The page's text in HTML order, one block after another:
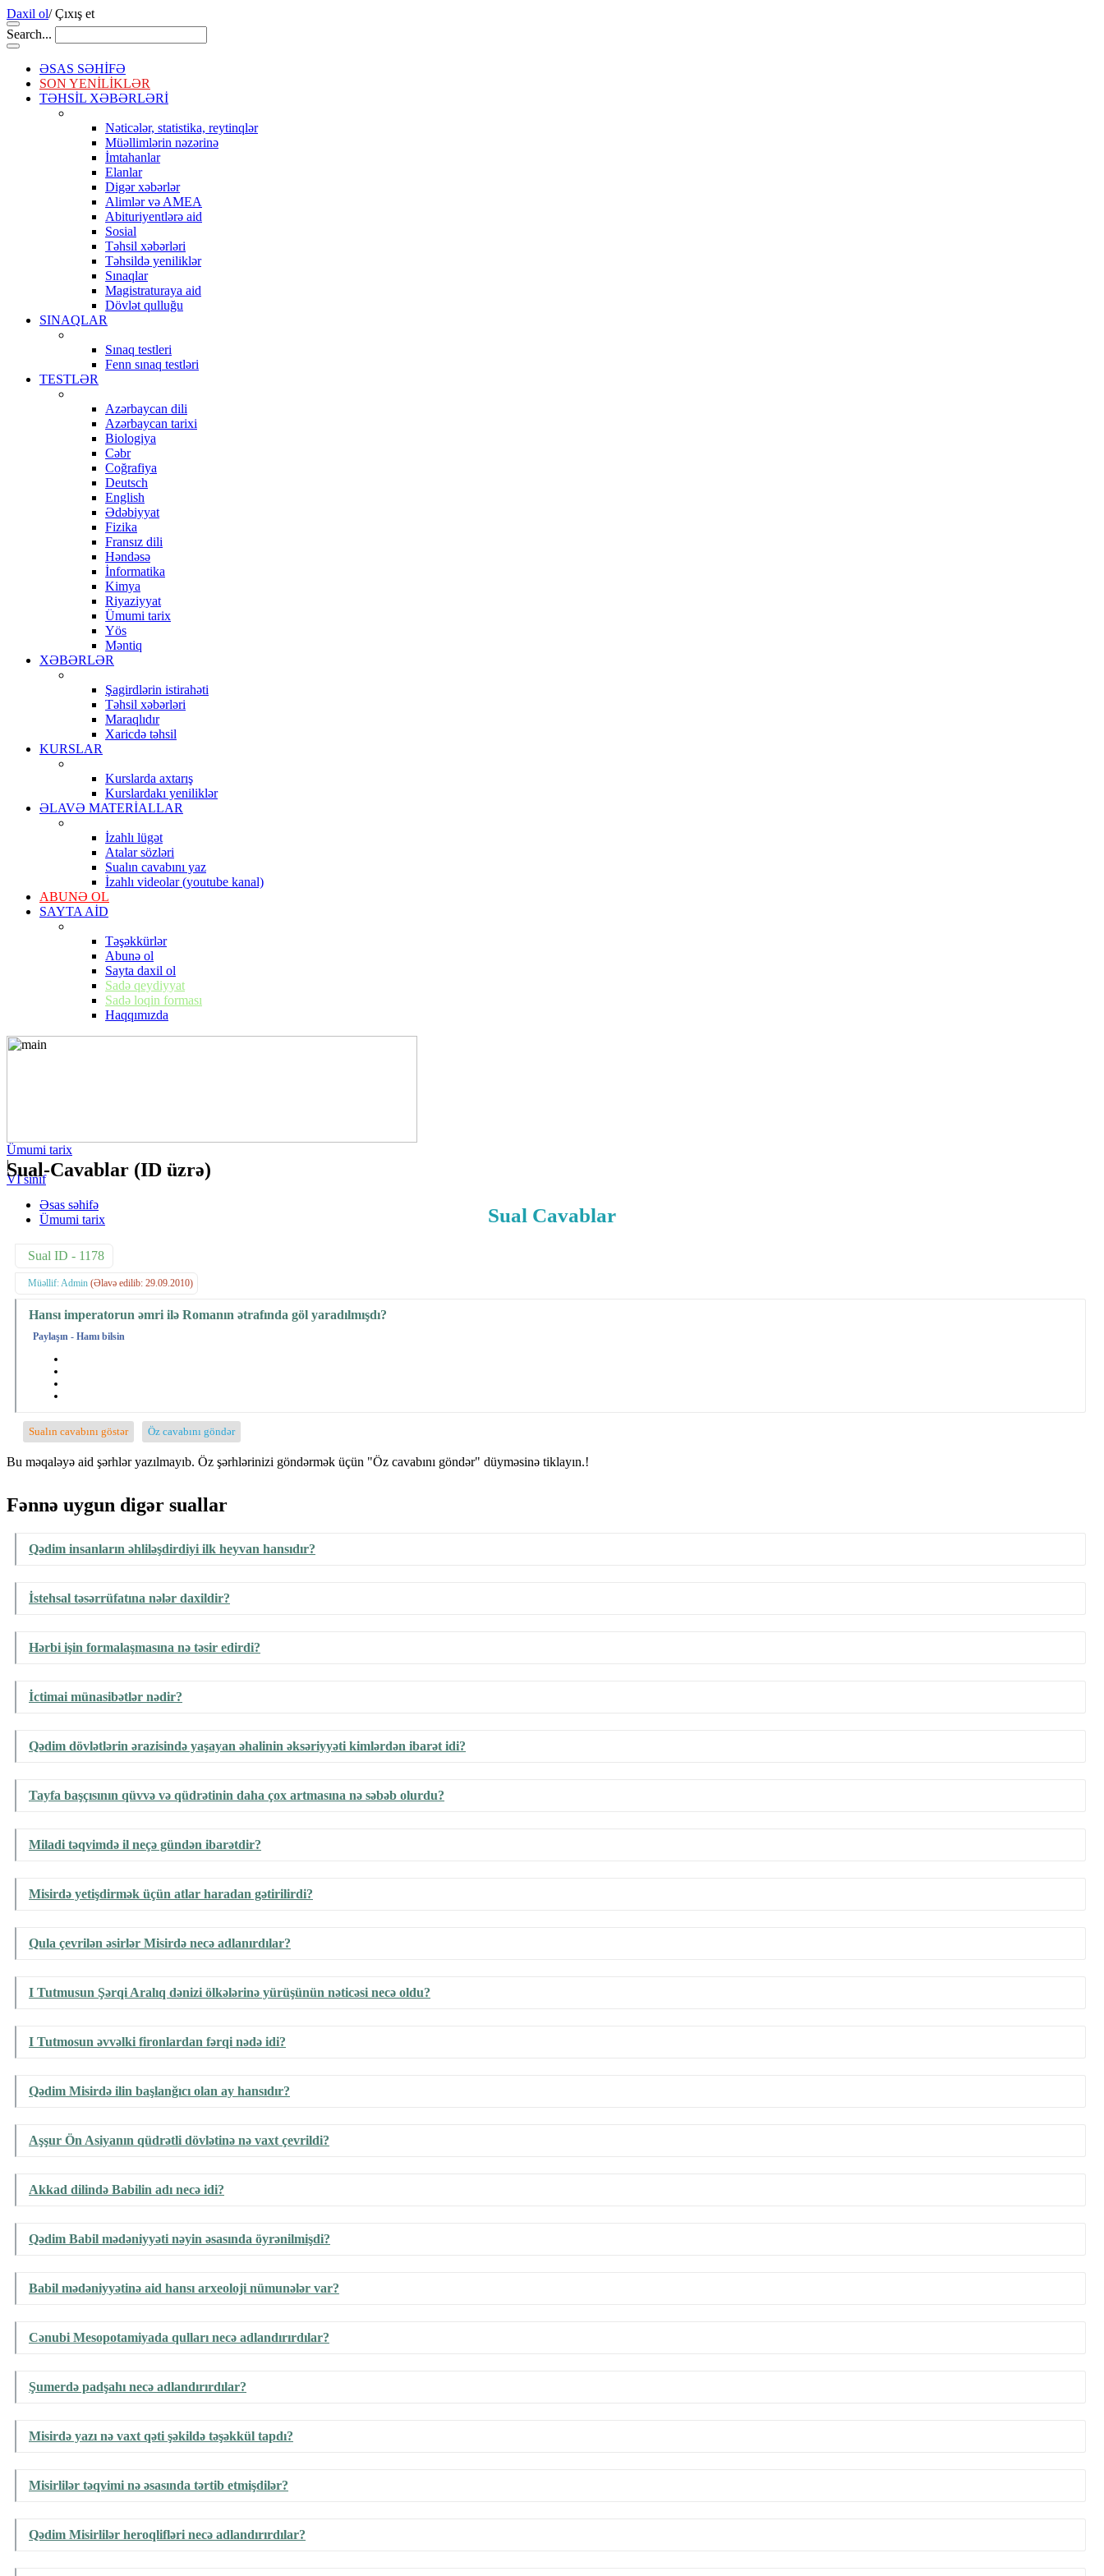
Daxil ol/Çıxış et
Search...
ƏSAS SƏHİFƏ
SON YENİLİKLƏR
TƏHSİL XƏBƏRLƏRİ
Nəticələr, statistika, reytinqlər
Müəllimlərin nəzərinə
İmtahanlar
Elanlar
Digər xəbərlər
Alimlər və AMEA
Abituriyentlərə aid
Sosial
Təhsil xəbərləri
Təhsildə yeniliklər
Sınaqlar
Magistraturaya aid
Dövlət qulluğu
SINAQLAR
Sınaq testleri
Fenn sınaq testləri
TESTLƏR
Azərbaycan dili
Azərbaycan tarixi
Biologiya
Cəbr
Coğrafiya
Deutsch
English
Ədəbiyyat
Fizika
Fransız dili
Həndəsə
İnformatika
Kimya
Riyaziyyat
Ümumi tarix
Yös
Məntiq
XƏBƏRLƏR
Şagirdlərin istirahəti
Təhsil xəbərləri
Maraqlıdır
Xaricdə təhsil
KURSLAR
Kurslarda axtarış
Kurslardakı yeniliklər
ƏLAVƏ MATERİALLAR
İzahlı lügət
Atalar sözləri
Sualın cavabını yaz
İzahlı videolar (youtube kanal)
ABUNƏ OL
SAYTA AİD
Təşəkkürlər
Abunə ol
Sayta daxil ol
Sadə qeydiyyat
Sadə loqin forması
Haqqımızda
Sual-Cavablar (ID üzrə)
Əsas səhifə
Ümumi tarix
Ümumi tarix
|
VI sinif
Sual Cavablar
Sual ID - 1178
Müəllif: Admin (Əlavə edilib: 29.09.2010)
Hansı imperatorun əmri ilə Romanın ətrafında göl yaradılmışdı?
Paylaşın - Hamı bilsin
Sualın cavabını göstər Öz cavabını göndər
Bu məqaləyə aid şərhlər yazılmayıb. Öz şərhlərinizi göndərmək üçün "Öz cavabını göndər" düyməsinə tiklayın.!
Fənnə uygun digər suallar
Qədim insanların əhliləşdirdiyi ilk heyvan hansıdır?
İstehsal təsərrüfatına nələr daxildir?
Hərbi işin formalaşmasına nə təsir edirdi?
İctimai münasibətlər nədir?
Qədim dövlətlərin ərazisində yaşayan əhalinin əksəriyyəti kimlərdən ibarət idi?
Tayfa başçısının qüvvə və qüdrətinin daha çox artmasına nə səbəb olurdu?
Miladi təqvimdə il neçə gündən ibarətdir?
Misirdə yetişdirmək üçün atlar haradan gətirilirdi?
Qula çevrilən əsirlər Misirdə necə adlanırdılar?
I Tutmusun Şərqi Aralıq dənizi ölkələrinə yürüşünün nəticəsi necə oldu?
I Tutmosun əvvəlki fironlardan fərqi nədə idi?
Qədim Misirdə ilin başlanğıcı olan ay hansıdır?
Aşşur Ön Asiyanın qüdrətli dövlətinə nə vaxt çevrildi?
Akkad dilində Babilin adı necə idi?
Qədim Babil mədəniyyəti nəyin əsasında öyrənilmişdi?
Babil mədəniyyətinə aid hansı arxeoloji nümunələr var?
Cənubi Mesopotamiyada qulları necə adlandırırdılar?
Şumerdə padşahı necə adlandırırdılar?
Misirdə yazı nə vaxt qəti şəkildə təşəkkül tapdı?
Misirlilər təqvimi nə əsasında tərtib etmişdilər?
Qədim Misirlilər heroqlifləri necə adlandırırdılar?